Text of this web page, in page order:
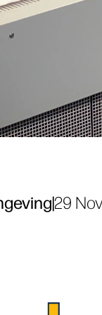
|29